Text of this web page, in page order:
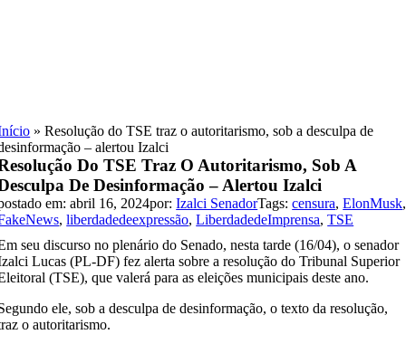
»Resolução do TSE traz o autoritarismo, sob a desculpa de
– alertou Izalci
Do TSE Traz O Autoritarismo, Sob A
De Desinformação – Alertou Izalci
em: abril 16, 2024por:Izalci SenadorTags:censura,ElonMusk,
,liberdadedeexpressão,LiberdadedeImprensa,TSE
seu discurso no plenário do Senado, nesta tarde (16/04), o senador
Lucas (PL-DF) fez alerta sobre a resolução do Tribunal Superior
(TSE), que valerá para as eleições municipais deste ano.
ele, sob a desculpa de desinformação, o texto da resolução,
o autoritarismo.